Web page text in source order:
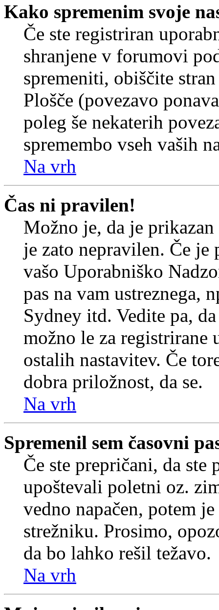
Kako spremenim svoje
Če ste registriran
shranjene v forumovi
spremeniti, obiščite
Plošče (povezavo
poleg še nekaterih
spremembo vseh vaših
Na vrh
Čas ni pravilen!
Možno je, da je prikazan
je zato nepravilen. Če
vašo Uporabniško
pas na vam ustreznega,
Sydney itd. Vedite pa,
možno le za registrirane
ostalih nastavitev. Če
dobra priložnost, da se.
Na vrh
Spremenil sem časovni
Če ste prepričani, da
upoštevali poletni oz.
vedno napačen, potem
strežniku. Prosimo,
da bo lahko rešil težavo.
Na vrh